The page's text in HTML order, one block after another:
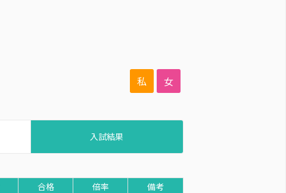
私 女
入試結果
合格 倍率 備考